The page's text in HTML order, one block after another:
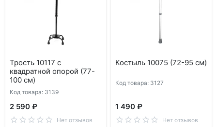
Трость 10117 с
квадратной опорой (77-
100 см)
Код товара: 3139
2 590 ₽
Нет отзывов
Костыль 10075 (72-95 см)
Код товара: 3127
1 490 ₽
Нет отзывов